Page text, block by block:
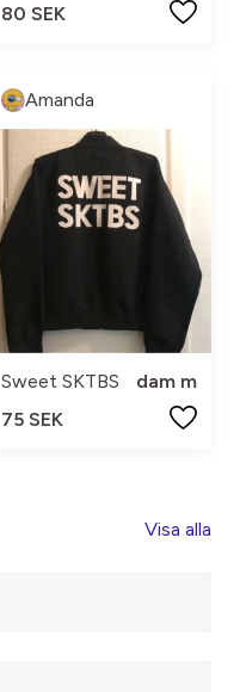
80 SEK
Amanda
Sweet SKTBS
dam m
75 SEK
Visa alla